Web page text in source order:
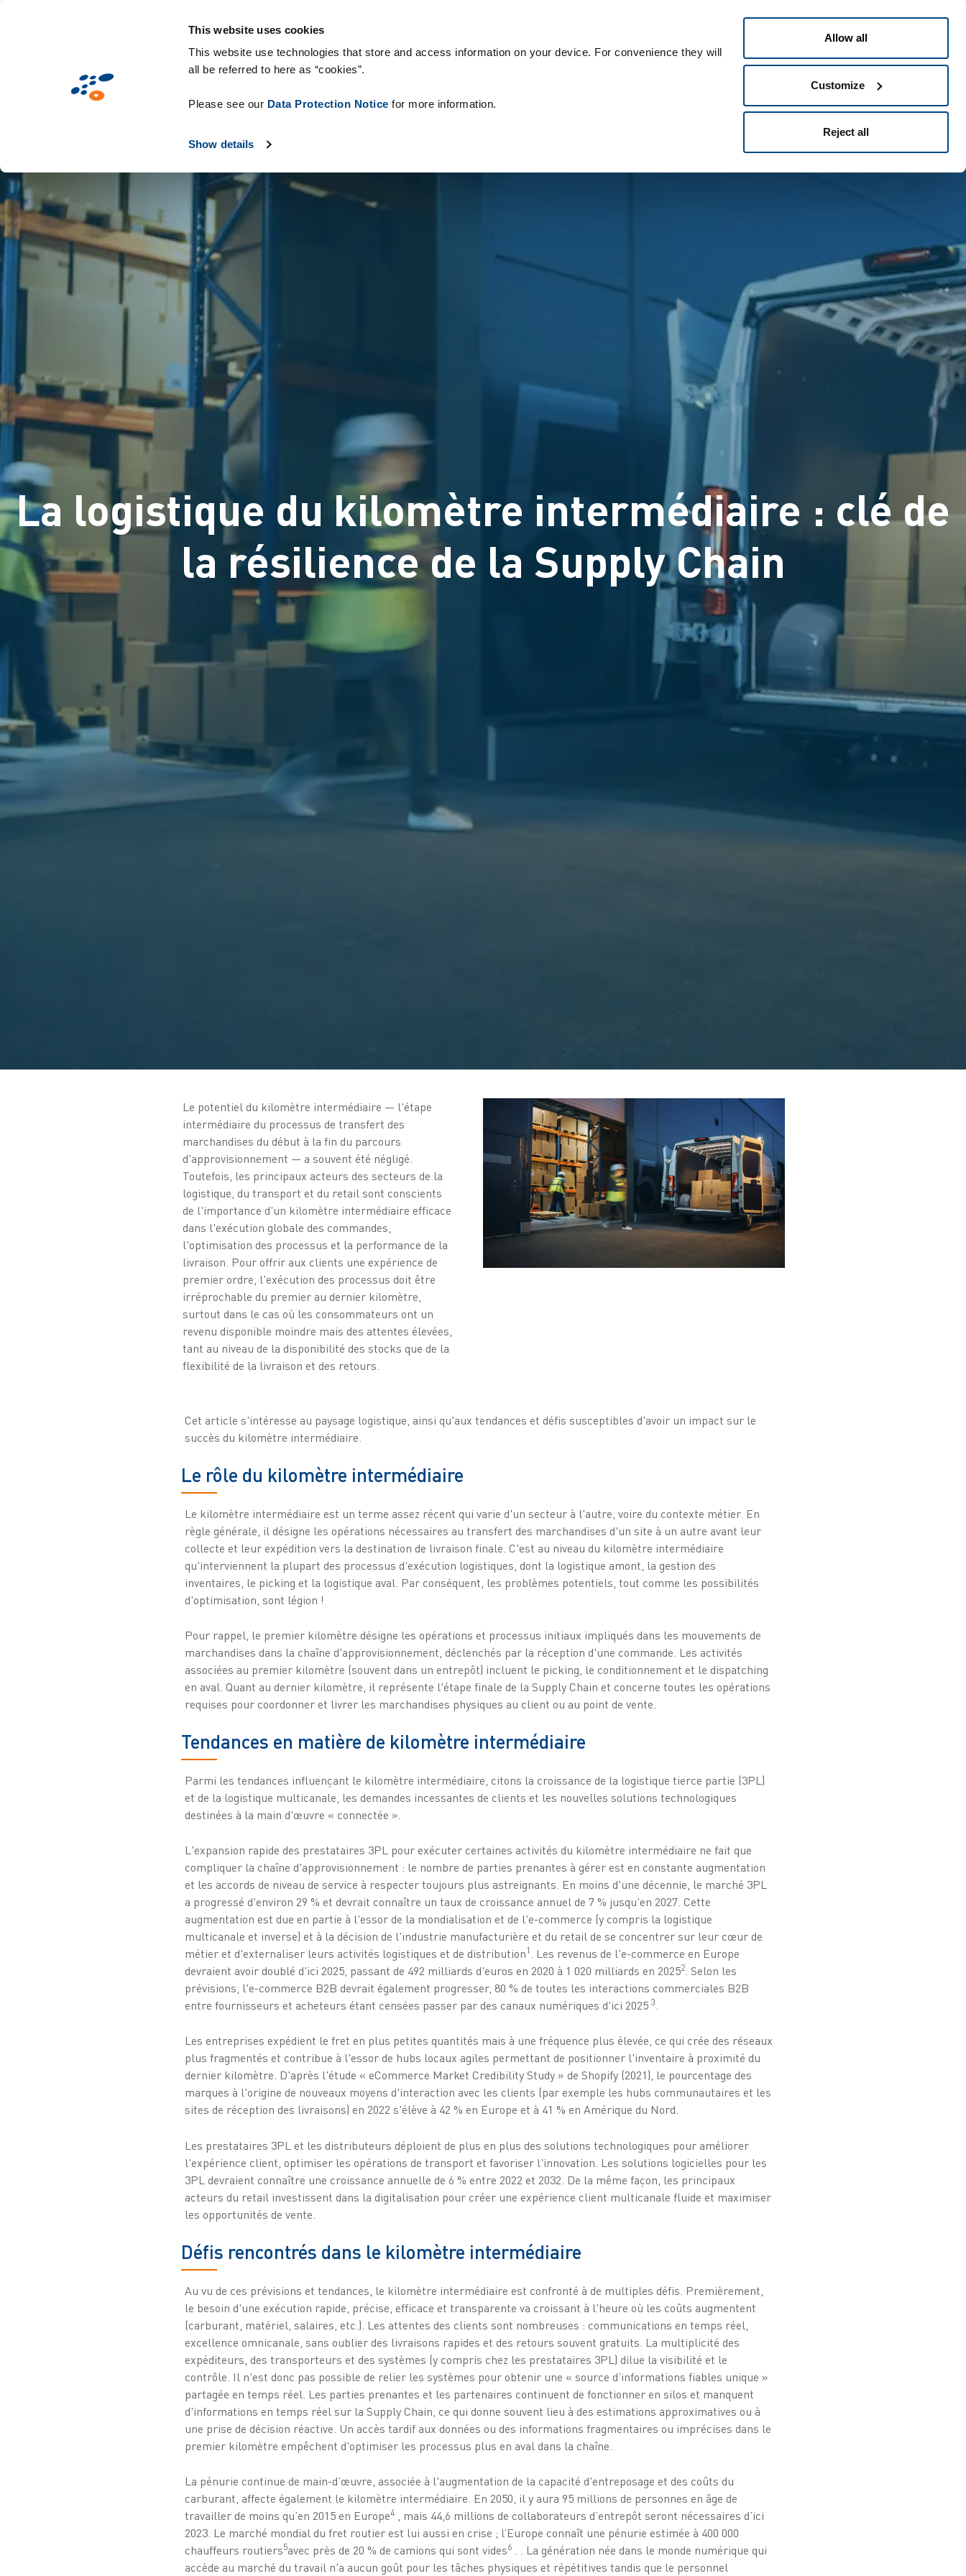
This website uses cookies
This website use technologies that store and access information on your device. For convenience they will
all be referred to here as “cookies”.
Please see our Data Protection Notice for more information.
Show details
Allow all
Customize
Reject all
Secteurs d'activité Technologies & Consommables
La logistique du kilomètre intermédiaire : clé de
la résilience de la Supply Chain
Le potentiel du kilomètre intermédiaire — l'étape
intermédiaire du processus de transfert des
marchandises du début à la fin du parcours
d'approvisionnement — a souvent été négligé.
Toutefois, les principaux acteurs des secteurs de la
logistique, du transport et du retail sont conscients
de l'importance d'un kilomètre intermédiaire efficace
dans l'exécution globale des commandes,
l'optimisation des processus et la performance de la
livraison. Pour offrir aux clients une expérience de
premier ordre, l'exécution des processus doit être
irréprochable du premier au dernier kilomètre,
surtout dans le cas où les consommateurs ont un
revenu disponible moindre mais des attentes élevées,
tant au niveau de la disponibilité des stocks que de la
flexibilité de la livraison et des retours.
Cet article s'intéresse au paysage logistique, ainsi qu'aux tendances et défis susceptibles d'avoir un impact sur le
succès du kilomètre intermédiaire.
Le rôle du kilomètre intermédiaire
Le kilomètre intermédiaire est un terme assez récent qui varie d'un secteur à l'autre, voire du contexte métier. En
règle générale, il désigne les opérations nécessaires au transfert des marchandises d'un site à un autre avant leur
collecte et leur expédition vers la destination de livraison finale. C'est au niveau du kilomètre intermédiaire
qu'interviennent la plupart des processus d'exécution logistiques, dont la logistique amont, la gestion des
inventaires, le picking et la logistique aval. Par conséquent, les problèmes potentiels, tout comme les possibilités
d'optimisation, sont légion !
Pour rappel, le premier kilomètre désigne les opérations et processus initiaux impliqués dans les mouvements de
marchandises dans la chaîne d'approvisionnement, déclenchés par la réception d'une commande. Les activités
associées au premier kilomètre (souvent dans un entrepôt) incluent le picking, le conditionnement et le dispatching
en aval. Quant au dernier kilomètre, il représente l'étape finale de la Supply Chain et concerne toutes les opérations
requises pour coordonner et livrer les marchandises physiques au client ou au point de vente.
Tendances en matière de kilomètre intermédiaire
Parmi les tendances influençant le kilomètre intermédiaire, citons la croissance de la logistique tierce partie (3PL)
et de la logistique multicanale, les demandes incessantes de clients et les nouvelles solutions technologiques
destinées à la main d'œuvre « connectée ».
L'expansion rapide des prestataires 3PL pour exécuter certaines activités du kilomètre intermédiaire ne fait que
compliquer la chaîne d'approvisionnement : le nombre de parties prenantes à gérer est en constante augmentation
et les accords de niveau de service à respecter toujours plus astreignants. En moins d'une décennie, le marché 3PL
a progressé d'environ 29 % et devrait connaître un taux de croissance annuel de 7 % jusqu'en 2027. Cette
augmentation est due en partie à l'essor de la mondialisation et de l'e-commerce (y compris la logistique
multicanale et inverse) et à la décision de l'industrie manufacturière et du retail de se concentrer sur leur cœur de
métier et d'externaliser leurs activités logistiques et de distribution1 . Les revenus de l'e-commerce en Europe
devraient avoir doublé d'ici 2025, passant de 492 milliards d'euros en 2020 à 1 020 milliards en 20252. Selon les
prévisions, l'e-commerce B2B devrait également progresser, 80 % de toutes les interactions commerciales B2B
entre fournisseurs et acheteurs étant censées passer par des canaux numériques d'ici 2025 3.
Les entreprises expédient le fret en plus petites quantités mais à une fréquence plus élevée, ce qui crée des réseaux
plus fragmentés et contribue à l'essor de hubs locaux agiles permettant de positionner l'inventaire à proximité du
dernier kilomètre. D'après l'étude « eCommerce Market Credibility Study » de Shopify (2021), le pourcentage des
marques à l'origine de nouveaux moyens d'interaction avec les clients (par exemple les hubs communautaires et les
sites de réception des livraisons) en 2022 s'élève à 42 % en Europe et à 41 % en Amérique du Nord.
Les prestataires 3PL et les distributeurs déploient de plus en plus des solutions technologiques pour améliorer
l'expérience client, optimiser les opérations de transport et favoriser l'innovation. Les solutions logicielles pour les
3PL devraient connaître une croissance annuelle de 6 % entre 2022 et 2032. De la même façon, les principaux
acteurs du retail investissent dans la digitalisation pour créer une expérience client multicanale fluide et maximiser
les opportunités de vente.
Défis rencontrés dans le kilomètre intermédiaire
Au vu de ces prévisions et tendances, le kilomètre intermédiaire est confronté à de multiples défis. Premièrement,
le besoin d'une exécution rapide, précise, efficace et transparente va croissant à l'heure où les coûts augmentent
(carburant, matériel, salaires, etc.). Les attentes des clients sont nombreuses : communications en temps réel,
excellence omnicanale, sans oublier des livraisons rapides et des retours souvent gratuits. La multiplicité des
expéditeurs, des transporteurs et des systèmes (y compris chez les prestataires 3PL) dilue la visibilité et le
contrôle. Il n'est donc pas possible de relier les systèmes pour obtenir une « source d’informations fiables unique »
partagée en temps réel. Les parties prenantes et les partenaires continuent de fonctionner en silos et manquent
d'informations en temps réel sur la Supply Chain, ce qui donne souvent lieu à des estimations approximatives ou à
une prise de décision réactive. Un accès tardif aux données ou des informations fragmentaires ou imprécises dans le
premier kilomètre empêchent d'optimiser les processus plus en aval dans la chaîne.
La pénurie continue de main-d’œuvre, associée à l'augmentation de la capacité d'entreposage et des coûts du
carburant, affecte également le kilomètre intermédiaire. En 2050, il y aura 95 millions de personnes en âge de
travailler de moins qu’en 2015 en Europe4, mais 44,6 millions de collaborateurs d’entrepôt seront nécessaires d’ici
2023. Le marché mondial du fret routier est lui aussi en crise ; l’Europe connaît une pénurie estimée à 400 000
chauffeurs routiers5avec près de 20 % de camions qui sont vides6. . La génération née dans le monde numérique qui
accède au marché du travail n'a aucun goût pour les tâches physiques et répétitives tandis que le personnel